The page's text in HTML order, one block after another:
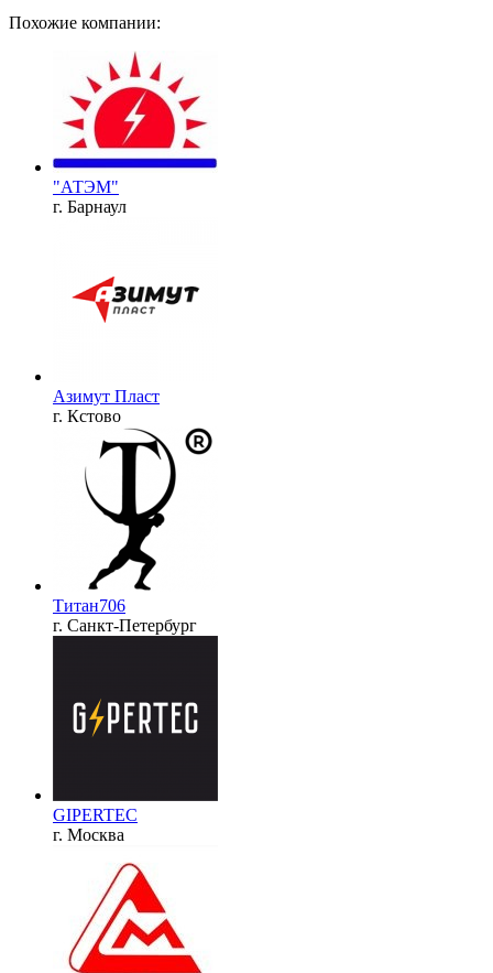
Похожие компании:
"АТЭМ"
г. Барнаул
Азимут Пласт
г. Кстово
Титан706
г. Санкт-Петербург
GIPERTEC
г. Москва